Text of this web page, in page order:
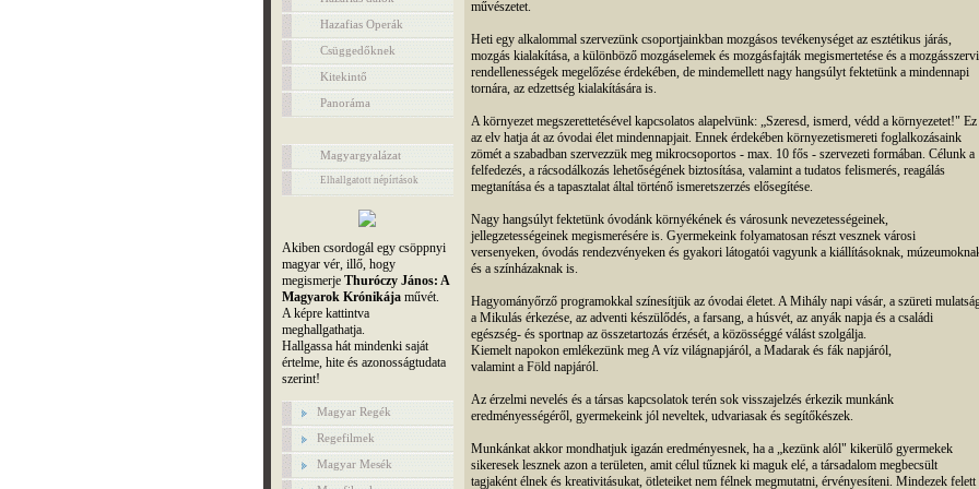
Hazafias Operák
Csüggedőknek
Kitekintő
Panoráma
Magyargyalázat
Elhallgatott népírtások
Akiben csordogál egy csöppnyi
magyar vér, illő, hogy
megismerje Thuróczy János: A
Magyarok Krónikájaművét.
A képre kattintva
meghallgathatja.
Hallgassa hát mindenki saját
értelme, hite és azonosságtudata
szerint!
Magyar Regék
Regefilmek
Magyar Mesék
művészetet.
Heti egy alkalommal szervezünk csoportjainkban mozgásos tevékenységet az esztétikus járás,
mozgás kialakítása, a különböző mozgáselemek és mozgásfajták megismertetése és a mozgásszervi
rendellenességek megelőzése érdekében, de mindemellett nagy hangsúlyt fektetünk a mindennapi
tornára, az edzettség kialakítására is.
A környezet megszerettetésével kapcsolatos alapelvünk: „Szeresd, ismerd, védd a környezetet!" Ez
az elv hatja át az óvodai élet mindennapjait. Ennek érdekében környezetismereti foglalkozásaink
zömét a szabadban szervezzük meg mikrocsoportos - max. 10 fős - szervezeti formában. Célunk a
felfedezés, a rácsodálkozás lehetőségének biztosítása, valamint a tudatos felismerés, reagálás
megtanítása és a tapasztalat által történő ismeretszerzés elősegítése.
Nagy hangsúlyt fektetünk óvodánk környékének és városunk nevezetességeinek,
jellegzetességeinek megismerésére is. Gyermekeink folyamatosan részt vesznek városi
versenyeken, óvodás rendezvényeken és gyakori látogatói vagyunk a kiállításoknak,
és a színházaknak is.
Hagyományőrző programokkal színesítjük az óvodai életet. A Mihály napi vásár, a szüreti
a Mikulás érkezése, az adventi készülődés, a farsang, a húsvét, az anyák napja és a családi
egészség- és sportnap az összetartozás érzését, a közösséggé válást szolgálja.
Kiemelt napokon emlékezünk meg A víz világnapjáról, a Madarak és fák napjáról,
valamint a Föld napjáról.
Az érzelmi nevelés és a társas kapcsolatok terén sok visszajelzés érkezik munkánk
eredményességéről, gyermekeink jól neveltek, udvariasak és segítőkészek.
Munkánkat akkor mondhatjuk igazán eredményesnek, ha a „kezünk alól" kikerülő gyermekek
sikeresek lesznek azon a területen, amit célul tűznek ki maguk elé, a társadalom megbecsült
tagjaként élnek és kreativitásukat, ötleteiket nem félnek megmutatni, érvényesíteni. Mindezek felett